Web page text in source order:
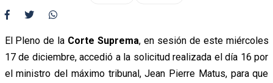
El Pleno de la Corte Suprema, en sesión de este miércoles
17 de diciembre, accedió a la solicitud realizada el día 16 por
el ministro del máximo tribunal, Jean Pierre Matus, para que